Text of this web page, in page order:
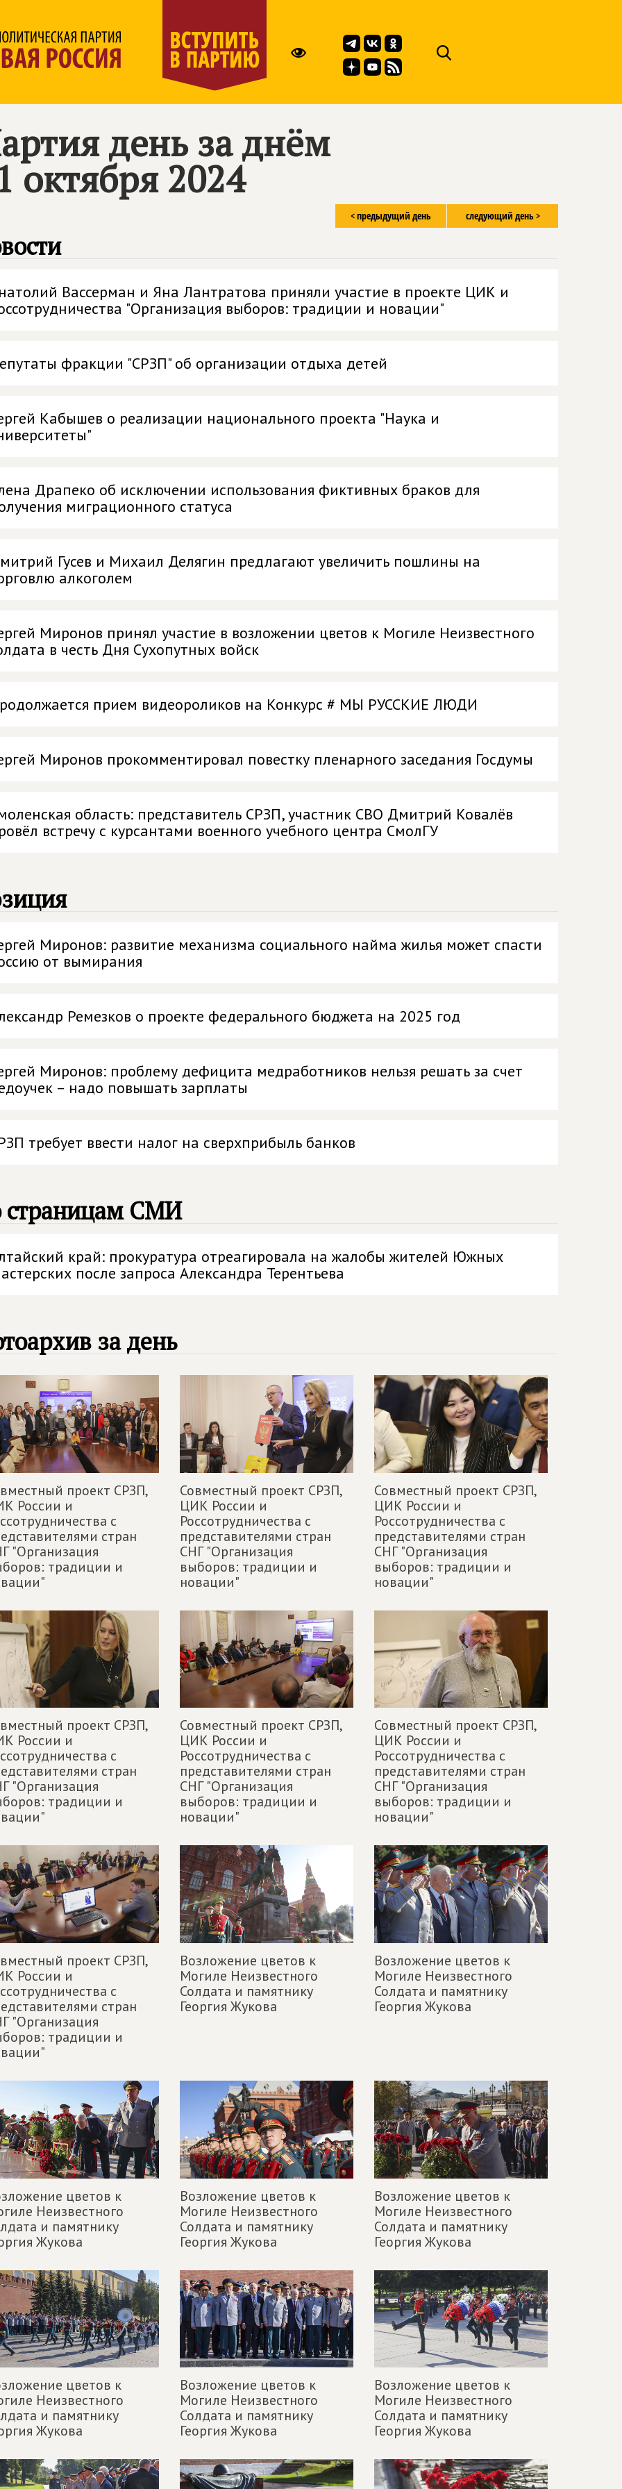
день за днём
октября 2024
следующий день >
< предыдущий день
Вассерман и Яна Лантратова приняли участие в проекте ЦИК и
"Организация выборов: традиции и новации"
фракции "СРЗП" об организации отдыха детей
Кабышев о реализации национального проекта "Наука и
Драпеко об исключении использования фиктивных браков для
миграционного статуса
Гусев и Михаил Делягин предлагают увеличить пошлины на
алкоголем
Миронов принял участие в возложении цветов к Могиле Неизвестного
в честь Дня Сухопутных войск
прием видеороликов на Конкурс # МЫ РУССКИЕ ЛЮДИ
Миронов прокомментировал повестку пленарного заседания Госдумы
область: представитель СРЗП, участник СВО Дмитрий Ковалёв
встречу с курсантами военного учебного центра СмолГУ
Миронов: развитие механизма социального найма жилья может спасти
от вымирания
Ремезков о проекте федерального бюджета на 2025 год
Миронов: проблему дефицита медработников нельзя решать за счет
– надо повышать зарплаты
требует ввести налог на сверхприбыль банков
страницам СМИ
край: прокуратура отреагировала на жалобы жителей Южных
после запроса Александра Терентьева
за день
проект СРЗП,
России и
с
стран
"Организация
традиции и
Совместный проект СРЗП,
ЦИК России и
Россотрудничества с
представителями стран
СНГ "Организация
выборов: традиции и
новации"
Совместный проект СРЗП,
ЦИК России и
Россотрудничества с
представителями стран
СНГ "Организация
выборов: традиции и
новации"
проект СРЗП,
России и
с
стран
"Организация
традиции и
Совместный проект СРЗП,
ЦИК России и
Россотрудничества с
представителями стран
СНГ "Организация
выборов: традиции и
новации"
Совместный проект СРЗП,
ЦИК России и
Россотрудничества с
представителями стран
СНГ "Организация
выборов: традиции и
новации"
проект СРЗП,
России и
с
стран
"Организация
традиции и
Возложение цветов к
Могиле Неизвестного
Солдата и памятнику
Георгия Жукова
Возложение цветов к
Могиле Неизвестного
Солдата и памятнику
Георгия Жукова
цветов к
Неизвестного
и памятнику
Жукова
Возложение цветов к
Могиле Неизвестного
Солдата и памятнику
Георгия Жукова
Возложение цветов к
Могиле Неизвестного
Солдата и памятнику
Георгия Жукова
цветов к
Неизвестного
и памятнику
Жукова
Возложение цветов к
Могиле Неизвестного
Солдата и памятнику
Георгия Жукова
Возложение цветов к
Могиле Неизвестного
Солдата и памятнику
Георгия Жукова